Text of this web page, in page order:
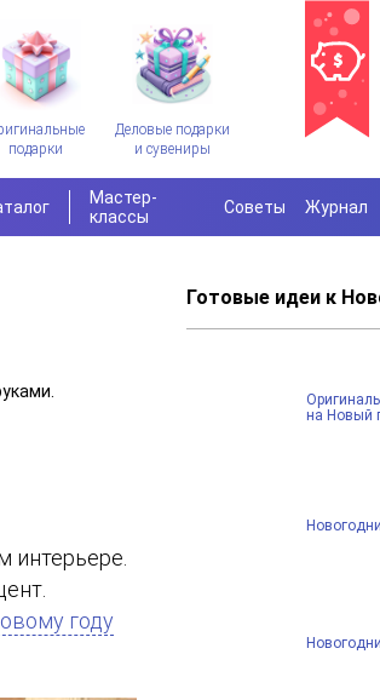
подарки
Деловые подарки
и сувениры
Мастер-
классы
Советы Журнал
интерьере.
году
Готовые идеи к
на Новый